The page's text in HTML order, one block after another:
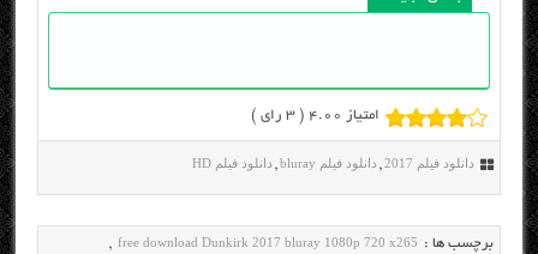
امتیاز 4.00 ( 3 رای )
دانلود فیلم 2017 , دانلود فیلم bluray , دانلود فیلم HD
برچسب ها : free download Dunkirk 2017 bluray 1080p 720 x265
,